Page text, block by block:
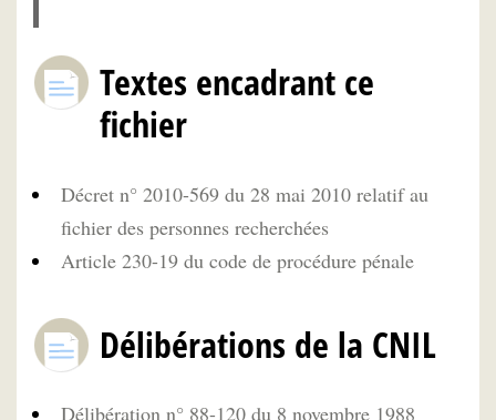
Textes encadrant ce
fichier
Décret n° 2010-569 du 28 mai 2010 relatif au
fichier des personnes recherchées
Article 230-19 du code de procédure pénale
Délibérations de la CNIL
Délibération n° 88-120 du 8 novembre 1988